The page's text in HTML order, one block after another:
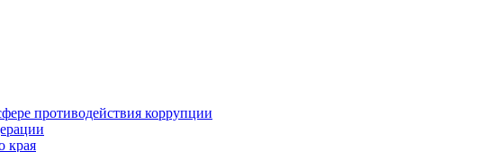
противодействия коррупции
края